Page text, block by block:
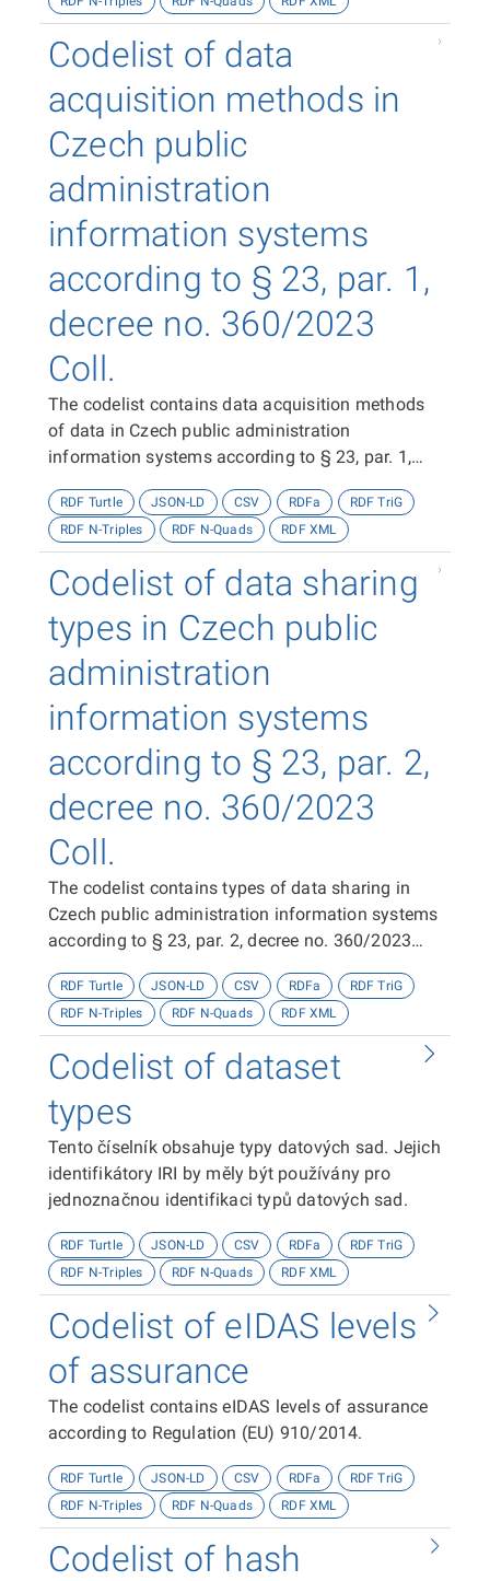
Codelist of data
acquisition methods in
Czech public
administration
information systems
according to § 23, par. 1,
decree no. 360/2023
Coll.
The codelist contains data acquisition methods
of data in Czech public administration
information systems according to § 23, par. 1,
RDF Turtle JSON-LD CSV RDFa
RDF TriG
RDF N-Triples
RDF N-Quads RDF XML
Codelist of data sharing
types in Czech public
administration
information systems
according to § 23, par. 2,
decree no. 360/2023
Coll.
The codelist contains types of data sharing in
Czech public administration information systems
according to § 23, par. 2, decree no. 360/2023
RDF Turtle JSON-LD CSV RDFa
RDF TriG
RDF N-Triples
RDF N-Quads RDF XML
Codelist of dataset
types
Tento číselník obsahuje typy datových sad. Jejich
identifikátory IRI by měly být používány pro
jednoznačnou identifikaci typů datových sad.
RDF Turtle JSON-LD CSV RDFa
RDF TriG
RDF N-Triples
RDF N-Quads RDF XML
Codelist of eIDAS levels
of assurance
The codelist contains eIDAS levels of assurance
according to Regulation (EU) 910/2014.
RDF Turtle JSON-LD CSV RDFa
RDF TriG
RDF N-Triples
RDF N-Quads RDF XML
Codelist of hash